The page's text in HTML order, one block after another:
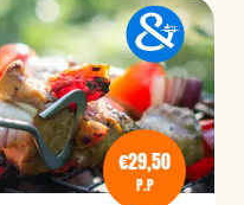
€29,50
P.P